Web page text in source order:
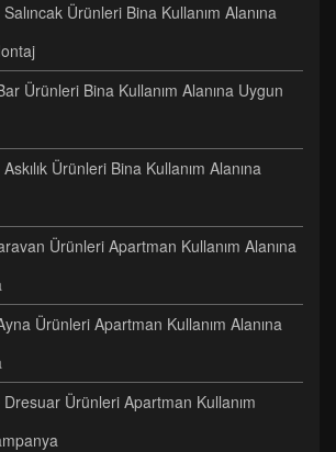
Ürünleri Bina Kullanım Alanına
Ürünleri Bina Kullanım Alanına Uygun
Ürünleri Bina Kullanım Alanına
Ürünleri Apartman Kullanım Alanına
Ürünleri Apartman Kullanım Alanına
Ürünleri Apartman Kullanım